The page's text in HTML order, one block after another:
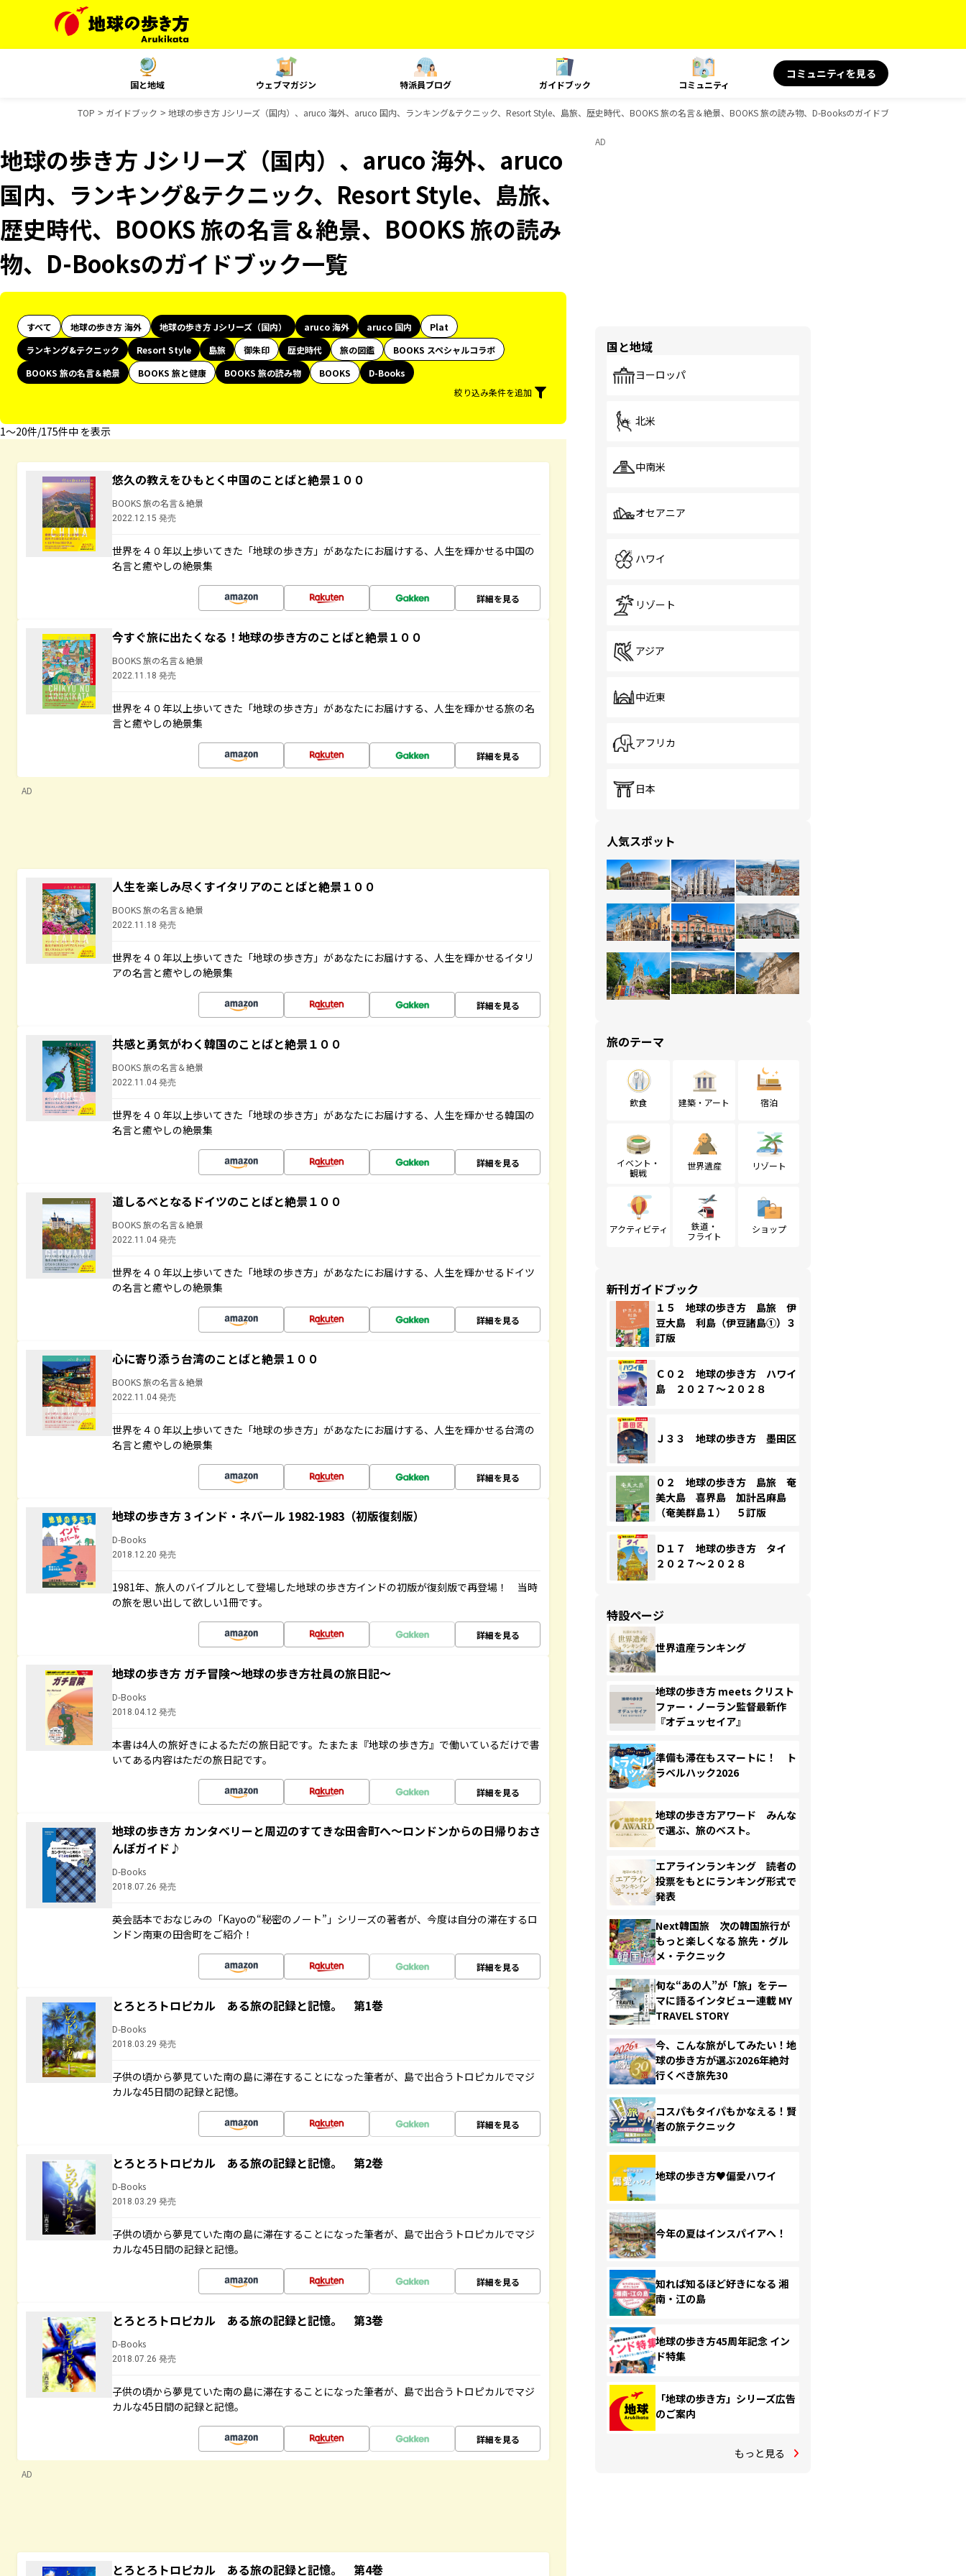
国と地域 ウェブマガジン 特派員ブログ ガイドブック コミュニティ
コミュニティを見る
TOP ガイドブック 地球の歩き方 Jシリーズ（国内）、aruco 海外、aruco 国内、ランキング&テクニック、Resort Style、島旅、歴史時代、BOOKS 旅の名言＆絶景、BOOKS 旅の読み物、D-Booksのガイドブック一覧
地球の歩き方 Jシリーズ（国内）、aruco 海外、aruco
国内、ランキング&テクニック、Resort Style、島旅、
歴史時代、BOOKS 旅の名言＆絶景、BOOKS 旅の読み
物、D-Booksのガイドブック一覧
すべて 地球の歩き方 海外 地球の歩き方 Jシリーズ（国内） aruco 海外 aruco 国内
Plat
ランキング&テクニック
Resort Style 島旅 御朱印 歴史時代 旅の図鑑
BOOKS スペシャルコラボ
BOOKS 旅の名言＆絶景
BOOKS 旅と健康 BOOKS 旅の読み物 BOOKS
D-Books
絞り込み条件を追加
1〜20件/175件中 を表示
悠久の教えをひもとく中国のことばと絶景１００
BOOKS 旅の名言＆絶景
2022.12.15 発売
世界を４０年以上歩いてきた「地球の歩き方」があなたにお届けする、人生を輝かせる中国の
名言と癒やしの絶景集
詳細を見る
今すぐ旅に出たくなる！地球の歩き方のことばと絶景１００
BOOKS 旅の名言＆絶景
2022.11.18 発売
世界を４０年以上歩いてきた「地球の歩き方」があなたにお届けする、人生を輝かせる旅の名
言と癒やしの絶景集
詳細を見る
AD
人生を楽しみ尽くすイタリアのことばと絶景１００
BOOKS 旅の名言＆絶景
2022.11.18 発売
世界を４０年以上歩いてきた「地球の歩き方」があなたにお届けする、人生を輝かせるイタリ
アの名言と癒やしの絶景集
詳細を見る
共感と勇気がわく韓国のことばと絶景１００
BOOKS 旅の名言＆絶景
2022.11.04 発売
世界を４０年以上歩いてきた「地球の歩き方」があなたにお届けする、人生を輝かせる韓国の
名言と癒やしの絶景集
詳細を見る
道しるべとなるドイツのことばと絶景１００
BOOKS 旅の名言＆絶景
2022.11.04 発売
世界を４０年以上歩いてきた「地球の歩き方」があなたにお届けする、人生を輝かせるドイツ
の名言と癒やしの絶景集
詳細を見る
心に寄り添う台湾のことばと絶景１００
BOOKS 旅の名言＆絶景
2022.11.04 発売
世界を４０年以上歩いてきた「地球の歩き方」があなたにお届けする、人生を輝かせる台湾の
名言と癒やしの絶景集
詳細を見る
地球の歩き方 3 インド・ネパール 1982-1983（初版復刻版）
D-Books
2018.12.20 発売
1981年、旅人のバイブルとして登場した地球の歩き方インドの初版が復刻版で再登場！ 当時
の旅を思い出して欲しい1冊です。
詳細を見る
地球の歩き方 ガチ冒険～地球の歩き方社員の旅日記～
D-Books
2018.04.12 発売
本書は4人の旅好きによるただの旅日記です。たまたま『地球の歩き方』で働いているだけで書
いてある内容はただの旅日記です。
詳細を見る
地球の歩き方 カンタベリーと周辺のすてきな田舎町へ～ロンドンからの日帰りおさ
んぽガイド♪
D-Books
2018.07.26 発売
英会話本でおなじみの「Kayoの“秘密のノート”」シリーズの著者が、今度は自分の滞在するロ
ンドン南東の田舎町をご紹介！
詳細を見る
とろとろトロピカル ある旅の記録と記憶。 第1巻
D-Books
2018.03.29 発売
子供の頃から夢見ていた南の島に滞在することになった筆者が、島で出合うトロピカルでマジ
カルな45日間の記録と記憶。
詳細を見る
とろとろトロピカル ある旅の記録と記憶。 第2巻
D-Books
2018.03.29 発売
子供の頃から夢見ていた南の島に滞在することになった筆者が、島で出合うトロピカルでマジ
カルな45日間の記録と記憶。
詳細を見る
とろとろトロピカル ある旅の記録と記憶。 第3巻
D-Books
2018.07.26 発売
子供の頃から夢見ていた南の島に滞在することになった筆者が、島で出合うトロピカルでマジ
カルな45日間の記録と記憶。
詳細を見る
AD
とろとろトロピカル ある旅の記録と記憶。 第4巻
AD
国と地域
ヨーロッパ
北米
中南米
オセアニア
ハワイ
リゾート
アジア
中近東
アフリカ
日本
人気スポット
旅のテーマ
飲食 建築・アート 宿泊
イベント・
観戦
世界遺産 リゾート
アクティビティ
鉄道・
フライト
ショップ
新刊ガイドブック
１５ 地球の歩き方 島旅 伊
豆大島 利島（伊豆諸島①）３
訂版
Ｃ０２ 地球の歩き方 ハワイ
島 ２０２７～２０２８
Ｊ３３ 地球の歩き方 墨田区
０２ 地球の歩き方 島旅 奄
美大島 喜界島 加計呂麻島
（奄美群島１） ５訂版
Ｄ１７ 地球の歩き方 タイ
２０２７～２０２８
特設ページ
世界遺産ランキング
地球の歩き方 meets クリスト
ファー・ノーラン監督最新作
『オデュッセイア』
準備も滞在もスマートに！ ト
ラベルハック2026
地球の歩き方アワード みんな
で選ぶ、旅のベスト。
エアラインランキング 読者の
投票をもとにランキング形式で
発表
Next韓国旅 次の韓国旅行が
もっと楽しくなる 旅先・グル
メ・テクニック
旬な“あの人”が「旅」をテー
マに語るインタビュー連載 MY
TRAVEL STORY
今、こんな旅がしてみたい！地
球の歩き方が選ぶ2026年絶対
行くべき旅先30
コスパもタイパもかなえる！賢
者の旅テクニック
地球の歩き方♥偏愛ハワイ
今年の夏はインスパイアへ！
知れば知るほど好きになる 湘
南・江の島
地球の歩き方45周年記念 イン
ド特集
「地球の歩き方」シリーズ広告
のご案内
もっと見る